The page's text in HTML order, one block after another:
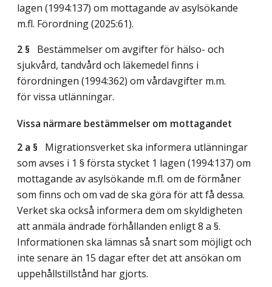
lagen (1994:137) om mottagande av asylsökande
m.fl. Förordning (2025:61).
2 § Bestämmelser om avgifter för hälso- och
sjukvård, tandvård och läkemedel finns i
förordningen (1994:362) om vårdavgifter m.m.
för vissa utlänningar.
Vissa närmare bestämmelser om mottagandet
2 a § Migrationsverket ska informera utlänningar
som avses i 1 § första stycket 1 lagen (1994:137) om
mottagande av asylsökande m.fl. om de förmåner
som finns och om vad de ska göra för att få dessa.
Verket ska också informera dem om skyldigheten
att anmäla ändrade förhållanden enligt 8 a §.
Informationen ska lämnas så snart som möjligt och
inte senare än 15 dagar efter det att ansökan om
uppehållstillstånd har gjorts.